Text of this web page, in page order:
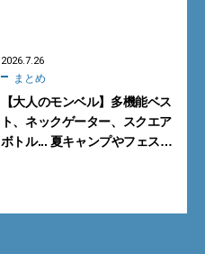
2026.7.26
まとめ
【大人のモンベル】多機能ベス
ト、ネックゲーター、スクエア
ボトル... 夏キャンプやフェスに